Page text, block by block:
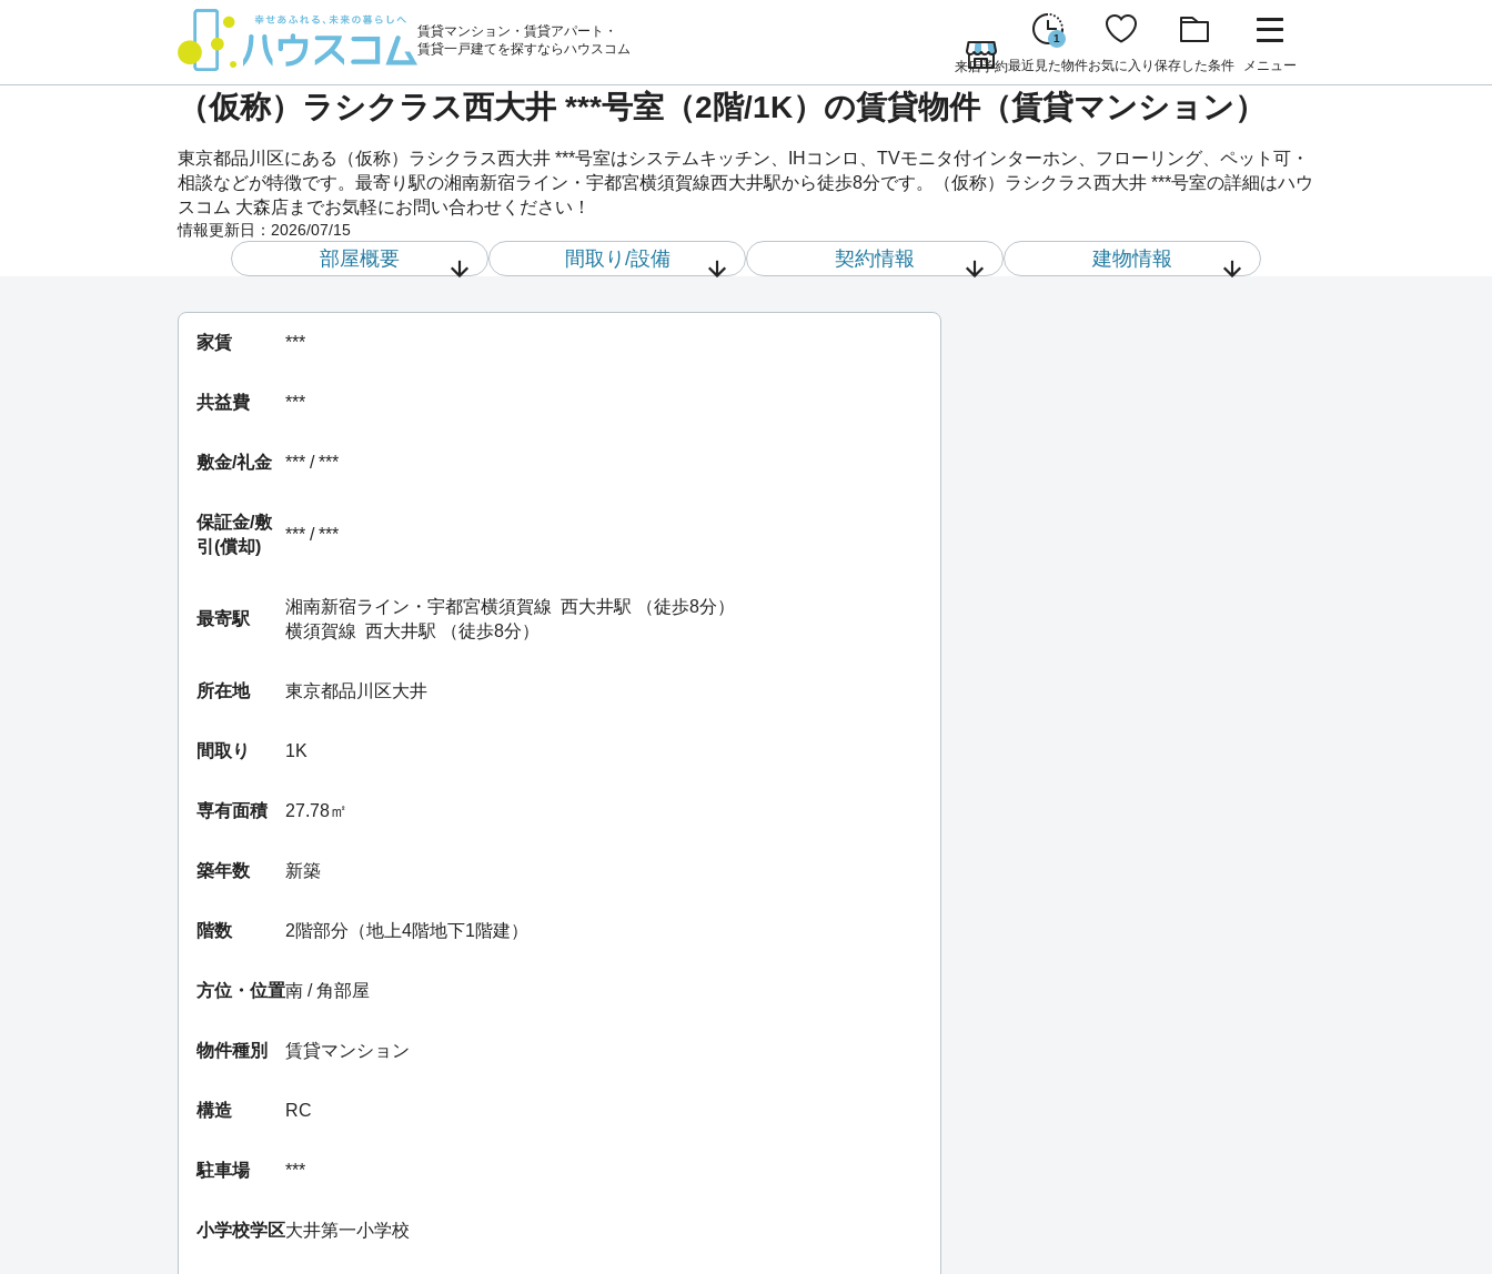
賃貸マンション・賃貸アパート・
賃貸一戸建てを探すならハウスコム
来店予約
1
最近見た物件お気に入り 保存した条件 メニュー
（仮称）ラシクラス西大井 ***号室（2階/1K）の賃貸物件（賃貸マンション）
東京都品川区にある（仮称）ラシクラス西大井 ***号室はシステムキッチン、IHコンロ、TVモニタ付インターホン、フローリング、ペット可・
相談などが特徴です。最寄り駅の湘南新宿ライン・宇都宮横須賀線西大井駅から徒歩8分です。（仮称）ラシクラス西大井 ***号室の詳細はハウ
スコム 大森店までお気軽にお問い合わせください！
情報更新日： 2026/07/15
部屋概要 間取り/設備 契約情報 建物情報
家賃 ***
共益費 ***
敷金/礼金 *** / ***
保証金/敷
引(償却)
*** / ***
最寄駅
湘南新宿ライン・宇都宮横須賀線 西大井駅 （徒歩8分）
横須賀線 西大井駅 （徒歩8分）
所在地 東京都品川区大井
間取り 1K
専有面積 27.78㎡
築年数 新築
階数 2階部分（地上4階地下1階建）
方位・位置南 / 角部屋
物件種別 賃貸マンション
構造 RC
駐車場 ***
小学校学区大井第一小学校